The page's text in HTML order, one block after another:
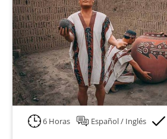
6 Horas Español / Inglés